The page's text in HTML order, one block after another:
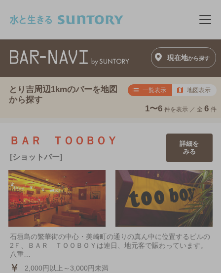
メ
現在地から探す
とり吉周辺1kmのバーを地図
から探す
一覧表示 地図表示
1〜6 件を表示 ／ 全 6 件
ＢＡＲ ＴＯＯＢＯＹ
[ショットバー]
詳細を
みる
石垣島の繁華街の中心・美崎町の通りの真ん中に位置するビルの
2Ｆ、ＢＡＲ ＴＯＯＢＯＹは連日、地元客で賑わっています。
八重…
2,000円以上～3,000円未満